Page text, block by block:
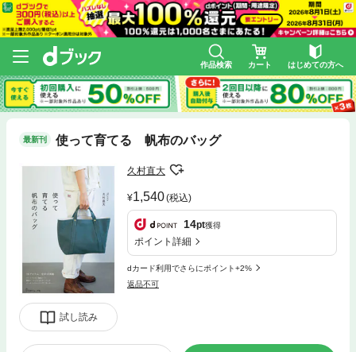
作品検索 カート はじめての方へ
最新刊 使って育てる 帆布のバッグ
試し読み
久村直大
1,540(税込)
14pt獲得
ポイント詳細
dカード利用でさらにポイント+2%
返品不可